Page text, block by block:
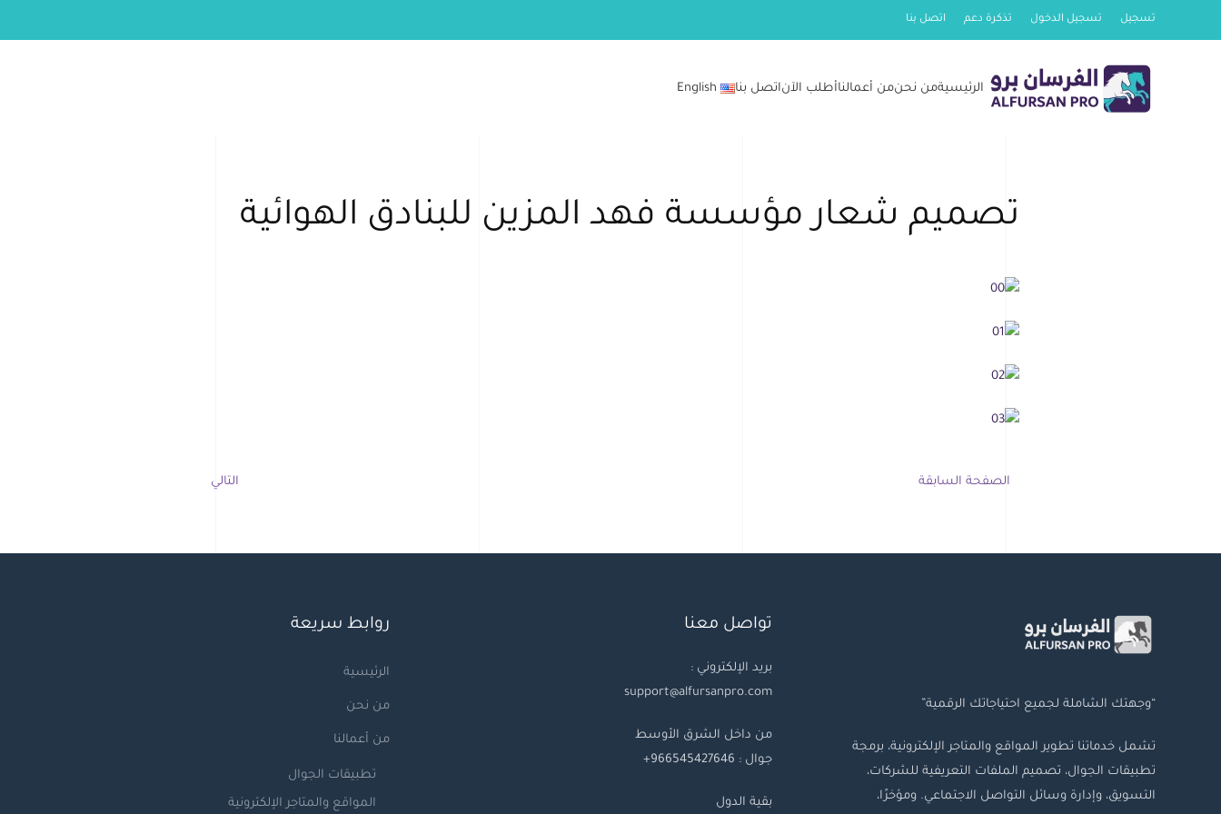
content
تسجيل تسجيل الدخول تذكرة دعم اتصل بنا
الرئيسيةمن نحنمن أعمالناأطلب الآناتصل بنا English
تصميم شعار مؤسسة فهد المزين للبنادق الهوائية
الصفحة السابقة التالي
“وجهتك الشاملة لجميع احتياجاتك الرقمية”
تشمل خدماتنا تطوير المواقع والمتاجر الإلكترونية، برمجة
تطبيقات الجوال، تصميم الملفات التعريفية للشركات،
التسويق، وإدارة وسائل التواصل الاجتماعي. ومؤخرًا،
تواصل معنا
بريد الإلكتروني :
support@alfursanpro.com
من داخل الشرق الأوسط
جوال : 966545427646+
بقية الدول
روابط سريعة
الرئيسية
من نحن
من أعمالنا
تطبيقات الجوال
المواقع والمتاجر الإلكترونية